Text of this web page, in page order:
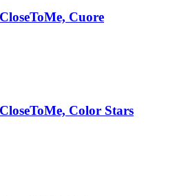
Cuore
Color Stars